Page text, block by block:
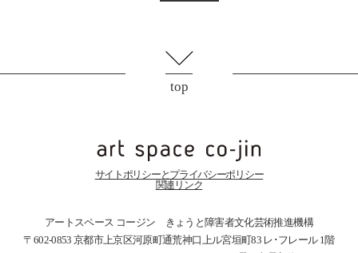
top
サイトポリシーとプライバシーポリシー
関連リンク
アートスペース コージン きょうと障害者文化芸術推進機構
〒602-0853 京都市上京区河原町通荒神口上ル宮垣町83 レ･フレール 1階